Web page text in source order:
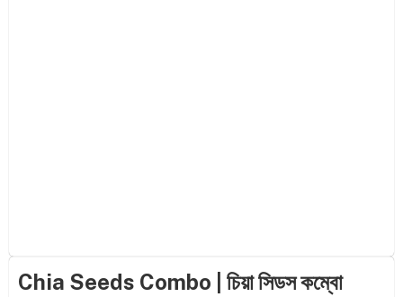
Chia Seeds Combo | চিয়া সিডস কম্বো